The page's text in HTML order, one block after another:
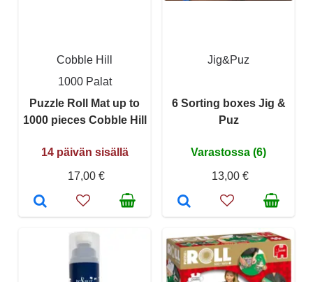
Cobble Hill
1000 Palat
Puzzle Roll Mat up to
1000 pieces Cobble Hill
14 päivän sisällä
17,00 €
Jig&Puz
6 Sorting boxes Jig &
Puz
Varastossa (6)
13,00 €